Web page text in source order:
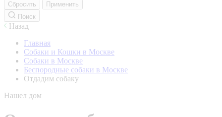
Сбросить
Применить
Поиск
Назад
Главная
Собаки и Кошки в Москве
Собаки в Москве
Беспородные собаки в Москве
Отдадим собаку
Нашел дом